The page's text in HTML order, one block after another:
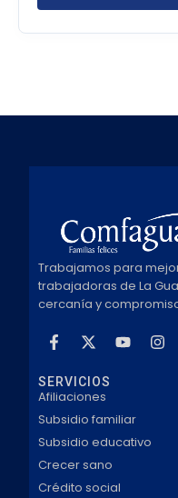
Trabajamos para
trabajadoras de La
cercanía y
SERVICIOS
Afiliaciones
Subsidio familiar
Subsidio educativo
Crecer sano
Crédito social